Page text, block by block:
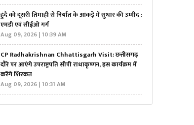
हुंदै को दूसरी तिमाही से निर्यात के आंकड़े में सुधार की उम्मीद :
एमडी एवं सीईओ गर्ग
Aug 09, 2026 | 10:39 AM
CP Radhakrishnan Chhattisgarh Visit: छत्तीसगढ़
दौरे पर आएंगे उपराष्ट्रपति सीपी राधाकृष्णन, इस कार्यक्रम में
करेंगे शिरकत
Aug 09, 2026 | 10:31 AM